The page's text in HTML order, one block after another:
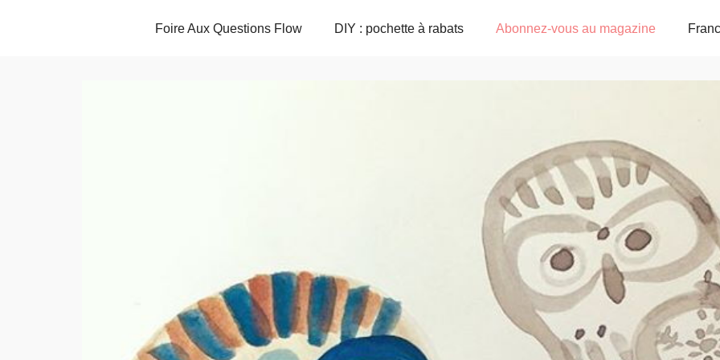
Foire Aux Questions Flow DIY : pochette à rabats Abonnez-vous au magazine